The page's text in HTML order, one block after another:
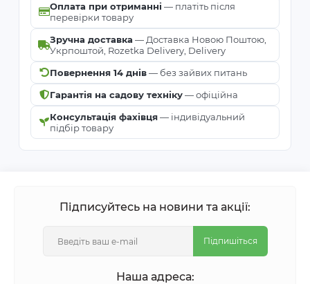
Оплата при отриманні— платіть після
перевірки товару
Зручна доставка — Доставка Новою Поштою,
Укрпоштой, Rozetka Delivery, Delivery
Повернення 14 днів— без зайвих питань
Гарантія на садову техніку— офіційна
Консультація фахівця— індивідуальний
підбір товару
Підписуйтесь на новини та акції:
Підпишіться
Наша адреса: